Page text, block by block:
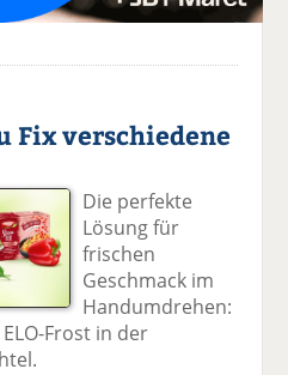
Fix verschiedene
Die perfekte
Lösung für
frischen
Geschmack im
Handumdrehen:
Frost in der